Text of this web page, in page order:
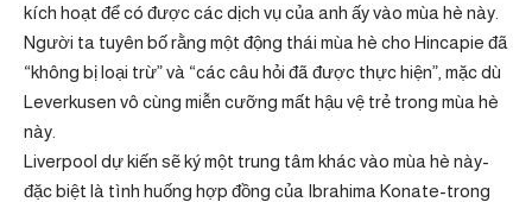
kích hoạt để có được các dịch vụ của anh ấy vào mùa hè này.
Người ta tuyên bố rằng một động thái mùa hè cho Hincapie đã
“không bị loại trừ” và “các câu hỏi đã được thực hiện”, mặc dù
Leverkusen vô cùng miễn cưỡng mất hậu vệ trẻ trong mùa hè
này.
Liverpool dự kiến ​​sẽ ký một trung tâm khác vào mùa hè này-
đặc biệt là tình huống hợp đồng của Ibrahima Konate-trong